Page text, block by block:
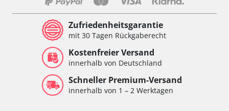
Zufriedenheitsgarantie
mit 30 Tagen Rückgaberecht
Kostenfreier Versand
innerhalb von Deutschland
Schneller Premium-Versand
innerhalb von 1 – 2 Werktagen